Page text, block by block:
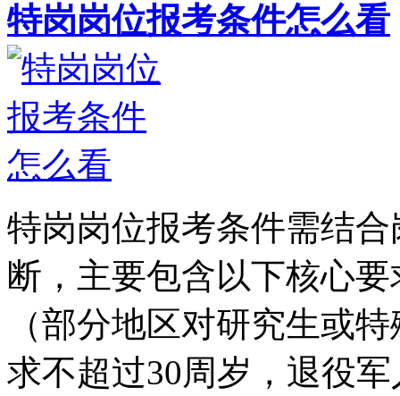
特岗岗位报考条件怎么看
特岗岗位报考条件需结
断，主要包含以下核心
（部分地区对研究生或
求不超过30周岁，退役